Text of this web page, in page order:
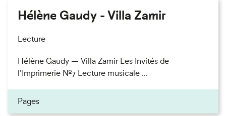
Hélène Gaudy - Villa Zamir
Lecture
Hélène Gaudy — Villa Zamir Les Invités de
l’Imprimerie n°7 Lecture musicale ...
Pages